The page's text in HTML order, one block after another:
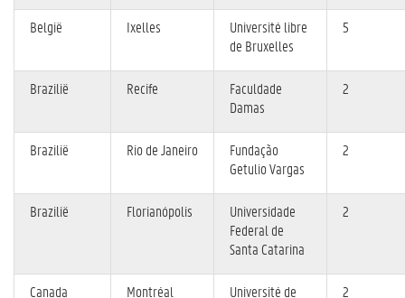
België Ixelles
Université libre
de Bruxelles
5
Brazilië Recife
Faculdade
Damas
2
Brazilië Rio de Janeiro
Fundação
Getulio Vargas
2
Brazilië Florianópolis
Universidade
Federal de
Santa Catarina
2
Canada Montréal
Université de
2